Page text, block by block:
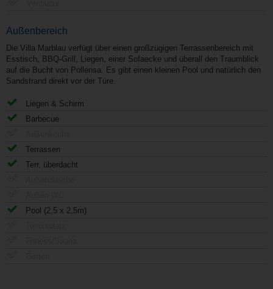
Außenbereich
Die Villa Marblau verfügt über einen großzügigen Terrassenbereich mit
Esstisch, BBQ-Grill, Liegen, einer Sofaecke und überall den Traumblick
auf die Bucht von Pollensa. Es gibt einen kleinen Pool und natürlich den
Sandstrand direkt vor der Türe.
Liegen & Schirm
Barbecue
Terrassen
Terr. überdacht
Pool (2,5 x 2,5m)